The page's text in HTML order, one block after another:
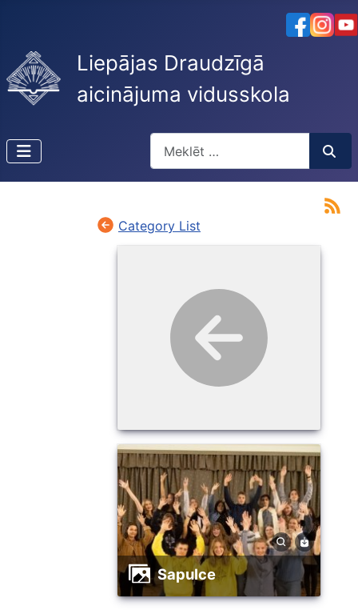
Liepājas Draudzīgā
aicinājuma vidusskola
Type 2 or more characters for
Category List
sapulce